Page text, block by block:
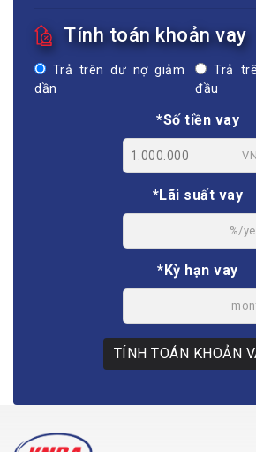
Tính toán khoản vay
Trả trên dư nợ giảm
dần
Trả
đầu
*Số tiền vay
*Lãi suất vay
%/
*Kỳ hạn vay
TÍNH TOÁN KHOẢN